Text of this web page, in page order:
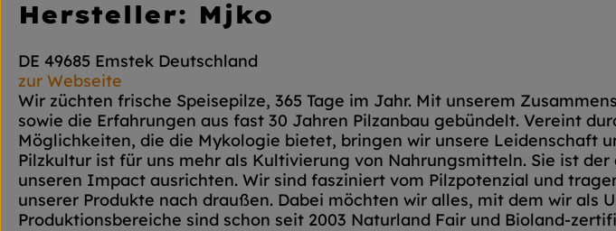
Hersteller: Mjko
DE 49685 Emstek Deutschland
zur Webseite
Wir züchten frische Speisepilze, 365 Tage im Jahr. Mit unserem
sowie die Erfahrungen aus fast 30 Jahren Pilzanbau gebündelt. Vereint
Möglichkeiten, die die Mykologie bietet, bringen wir unsere Leidenschaft
Pilzkultur ist für uns mehr als Kultivierung von Nahrungsmitteln. Sie ist
unseren Impact ausrichten. Wir sind fasziniert vom Pilzpotenzial und
unserer Produkte nach draußen. Dabei möchten wir alles, mit dem wir
Produktionsbereiche sind schon seit 2003 Naturland Fair und Bioland-